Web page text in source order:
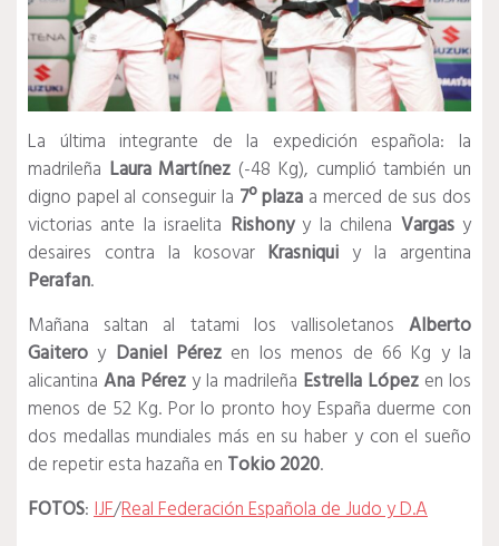
La última integrante de la expedición española: la
madrileña Laura Martínez (-48 Kg), cumplió también un
digno papel al conseguir la 7º plaza a merced de sus dos
victorias ante la israelita Rishonyy la chilena Vargasy
desaires contra la kosovar Krasniqui y la argentina
Perafan.
Mañana saltan al tatami los vallisoletanos Alberto
Gaitero y Daniel Pérez en los menos de 66 Kg y la
alicantina Ana Pérezy la madrileña Estrella López en los
menos de 52 Kg. Por lo pronto hoy España duerme con
dos medallas mundiales más en su haber y con el sueño
de repetir esta hazaña en Tokio 2020.
FOTOS:IJF/Real Federación Española de Judo y D.A